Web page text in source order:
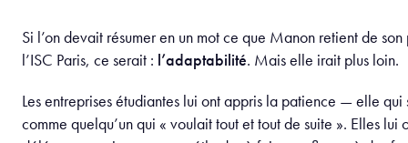
Si l’on devait résumer en un mot ce que Manon retient de son
l’ISC Paris, ce serait : l’adaptabilité. Mais elle irait plus loin.
Les entreprises étudiantes lui ont appris la patience — elle qui
comme quelqu’un qui « voulait tout et tout de suite ». Elles lui